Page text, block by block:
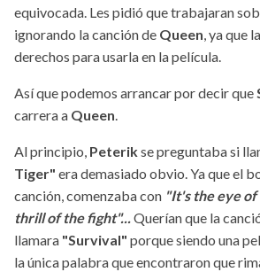
equivocada. Les pidió que trabajaran
ignorando la canción de Queen, ya que
derechos para usarla en la película.
Así que podemos arrancar por decir que
carrera a Queen.
Al principio, Peterikse preguntaba si
Tiger" era demasiado obvio. Ya que el
canción, comenzaba con "It's the eye
thrill of the fight"...Querían que la
llamara "Survival" porque siendo una
la única palabra que encontraron que